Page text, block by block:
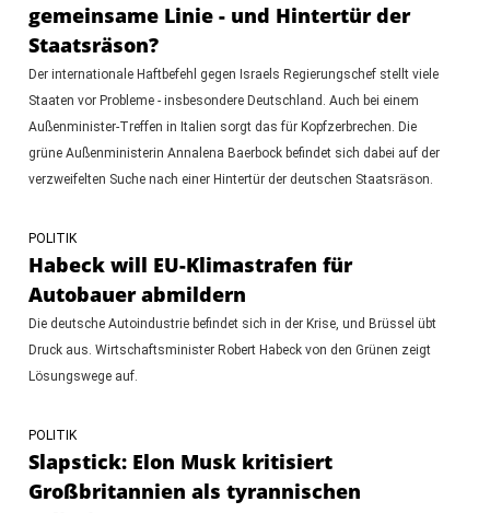
gemeinsame Linie - und Hintertür der
Staatsräson?
Der internationale Haftbefehl gegen Israels Regierungschef stellt viele
Staaten vor Probleme - insbesondere Deutschland. Auch bei einem
Außenminister-Treffen in Italien sorgt das für Kopfzerbrechen. Die
grüne Außenministerin Annalena Baerbock befindet sich dabei auf der
verzweifelten Suche nach einer Hintertür der deutschen Staatsräson.
POLITIK
Habeck will EU-Klimastrafen für
Autobauer abmildern
Die deutsche Autoindustrie befindet sich in der Krise, und Brüssel übt
Druck aus. Wirtschaftsminister Robert Habeck von den Grünen zeigt
Lösungswege auf.
POLITIK
Slapstick: Elon Musk kritisiert
Großbritannien als tyrannischen